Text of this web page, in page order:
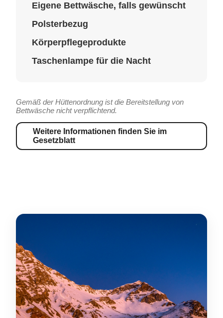
Eigene Bettwäsche, falls gewünscht
Polsterbezug
Körperpflegeprodukte
Taschenlampe für die Nacht
Gemäß der Hüttenordnung ist die Bereitstellung von
Bettwäsche nicht verpflichtend.
Weitere Informationen finden Sie im
Gesetzblatt